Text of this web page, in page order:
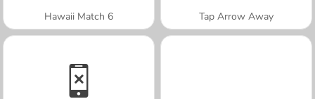
Hawaii Match 6 Tap Arrow Away